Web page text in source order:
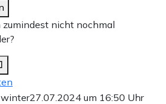
zumindest nicht nochmal
27.07.2024 um 16:50 Uhr